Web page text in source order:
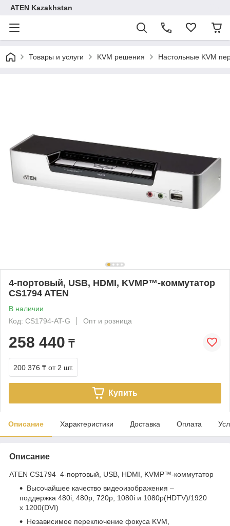
ATEN Kazakhstan
Товары и услуги KVM решения Настольные KVM
4-портовый, USB, HDMI, KVMP™-коммутатор
CS1794 ATEN
В наличии
Код: CS1794-AT-G
Опт и розница
258 440 ₸
200 376 ₸ от 2 шт.
Купить
Описание Характеристики Доставка Оплата
Описание
ATEN CS1794 4-портовый, USB, HDMI, KVMP™-коммутатор
Высочайшее качество видеоизображения –
поддержка 480i, 480p, 720p, 1080i и 1080p(HDTV)/1920
x 1200(DVI)
Независимое переключение фокуса KVM,